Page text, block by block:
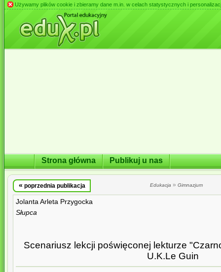
Używamy plików cookie i zbieramy dane m.in. w celach statystycznych i
Strona główna Publikuj u nas
« poprzednia publikacja Edukacja » Gimnazjum
Jolanta Arleta Przygocka
Słupca
Scenariusz lekcji poświęconej lekturze
U.K.Le Guin